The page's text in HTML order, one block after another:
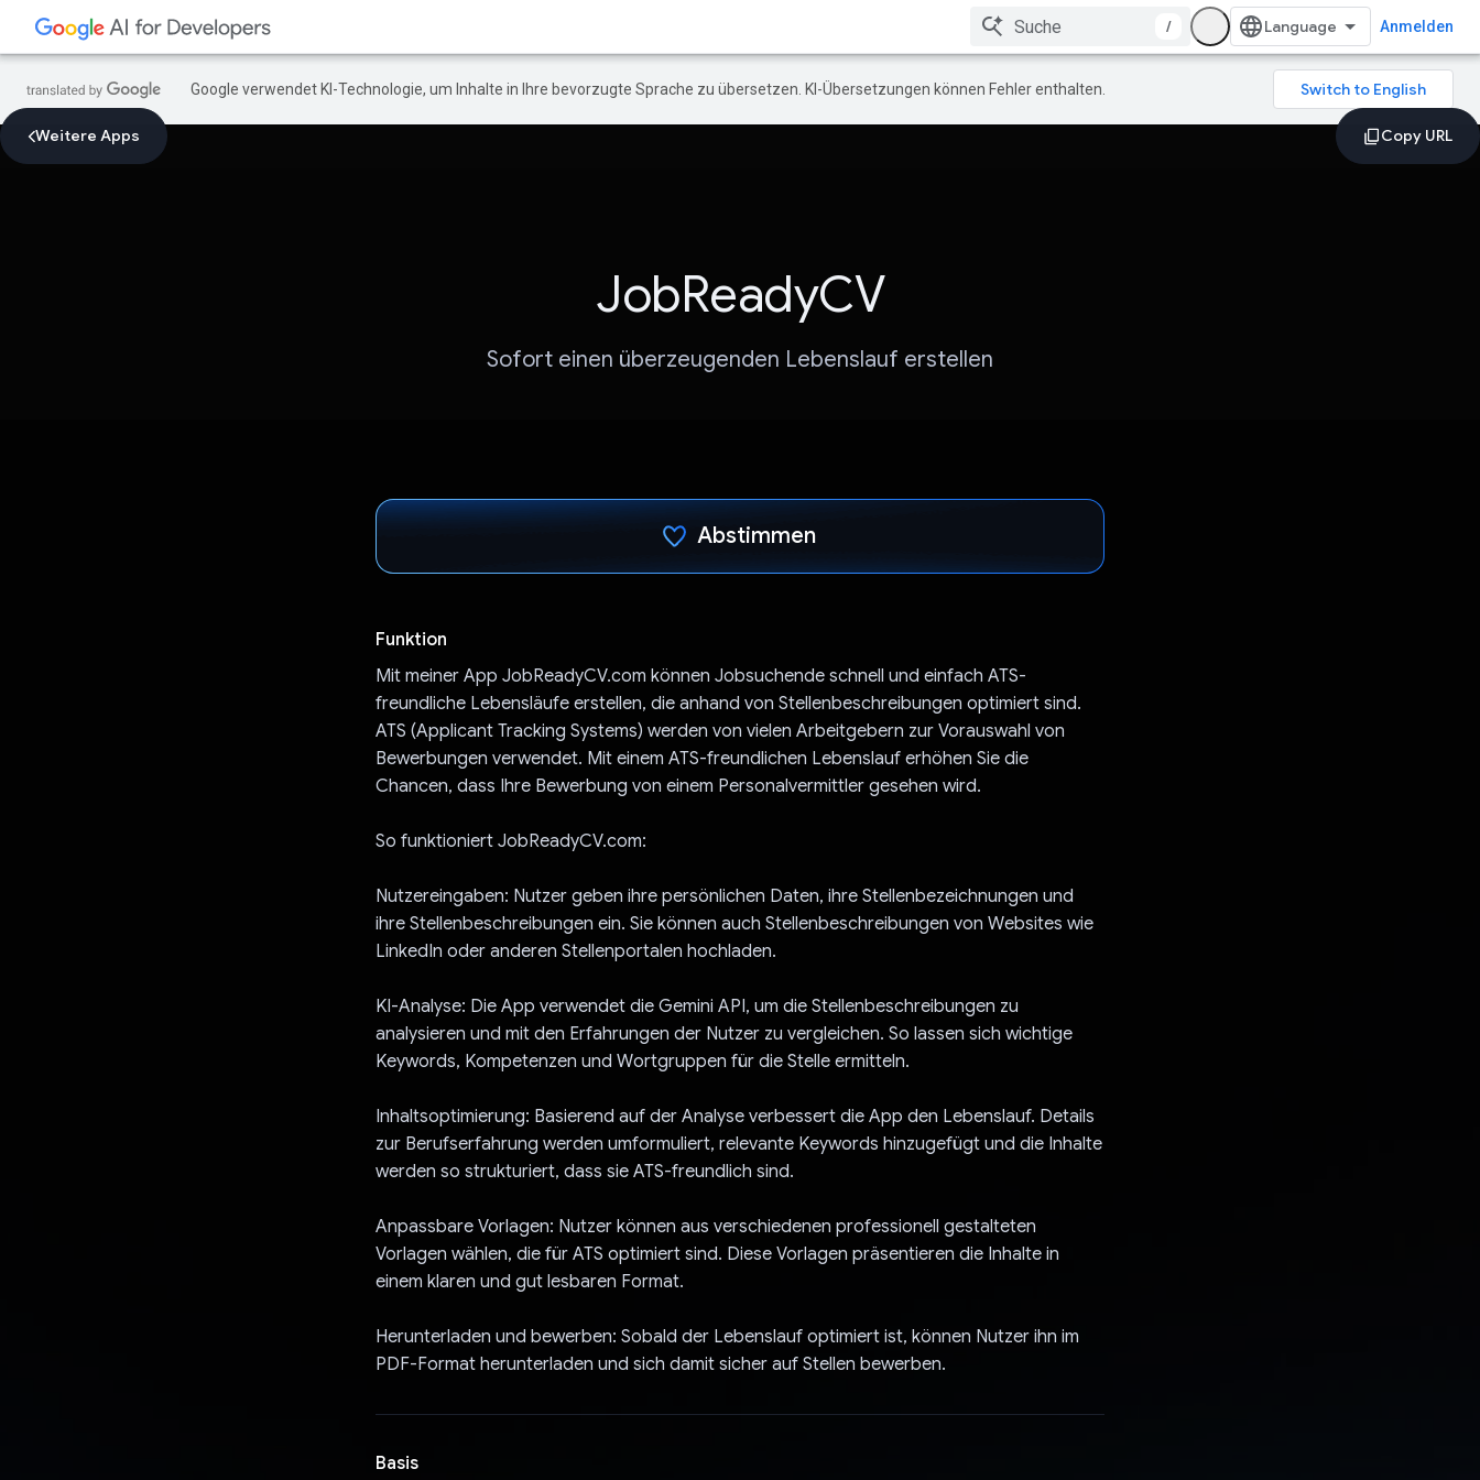
/ Anmelden
Google verwendet KI-Technologie, um Inhalte in Ihre bevorzugte Sprache zu übersetzen. KI-Übersetzungen können Fehler enthalten.
Weitere Apps
JobReadyCV
Sofort einen überzeugenden Lebenslauf erstellen
Abstimmen
Funktion
Mit meiner App JobReadyCV.com können Jobsuchende schnell und einfach ATS-
freundliche Lebensläufe erstellen, die anhand von Stellenbeschreibungen optimiert sind.
ATS (Applicant Tracking Systems) werden von vielen Arbeitgebern zur Vorauswahl von
Bewerbungen verwendet. Mit einem ATS-freundlichen Lebenslauf erhöhen Sie die
Chancen, dass Ihre Bewerbung von einem Personalvermittler gesehen wird.
So funktioniert JobReadyCV.com:
Nutzereingaben: Nutzer geben ihre persönlichen Daten, ihre Stellenbezeichnungen und
ihre Stellenbeschreibungen ein. Sie können auch Stellenbeschreibungen von Websites wie
LinkedIn oder anderen Stellenportalen hochladen.
KI-Analyse: Die App verwendet die Gemini API, um die Stellenbeschreibungen zu
analysieren und mit den Erfahrungen der Nutzer zu vergleichen. So lassen sich wichtige
Keywords, Kompetenzen und Wortgruppen für die Stelle ermitteln.
Inhaltsoptimierung: Basierend auf der Analyse verbessert die App den Lebenslauf. Details
zur Berufserfahrung werden umformuliert, relevante Keywords hinzugefügt und die Inhalte
werden so strukturiert, dass sie ATS-freundlich sind.
Anpassbare Vorlagen: Nutzer können aus verschiedenen professionell gestalteten
Vorlagen wählen, die für ATS optimiert sind. Diese Vorlagen präsentieren die Inhalte in
einem klaren und gut lesbaren Format.
Herunterladen und bewerben: Sobald der Lebenslauf optimiert ist, können Nutzer ihn im
PDF-Format herunterladen und sich damit sicher auf Stellen bewerben.
Basis